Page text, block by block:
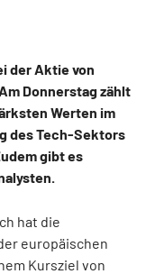
der Aktie von
Donnerstag zählt
Werten im
des Tech-Sektors
gibt es
hat die
europäischen
Kursziel von